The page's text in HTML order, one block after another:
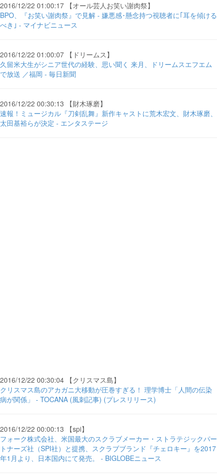
2016/12/22 01:00:17 【オール芸人お笑い謝肉祭】
BPO、『お笑い謝肉祭』で見解 - 嫌悪感･懸念持つ視聴者に｢耳を傾ける
べき｣ - マイナビニュース
2016/12/22 01:00:07 【ドリームス】
久留米大生がシニア世代の経験、思い聞く 来月、ドリームスエフエム
で放送 ／福岡 - 毎日新聞
2016/12/22 00:30:13 【財木琢磨】
速報！ミュージカル『刀剣乱舞』新作キャストに荒木宏文、財木琢磨、
太田基裕らが決定 - エンタステージ
2016/12/22 00:30:04 【クリスマス島】
クリスマス島のアカガニ大移動が圧巻すぎる！ 理学博士「人間の伝染
病が関係」 - TOCANA (風刺記事) (プレスリリース)
2016/12/22 00:00:13 【spi】
フォーク株式会社、米国最大のスクラブメーカー・ストラテジックパー
トナーズ社（SPI社）と提携、スクラブブランド『チェロキー』を2017
年1月より、日本国内にて発売。 - BIGLOBEニュース